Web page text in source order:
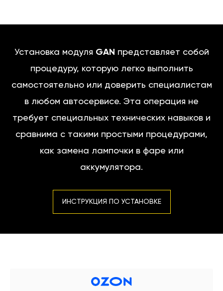
Установка модуля GAN представляет собой
процедуру, которую легко выполнить
самостоятельно или доверить специалистам
в любом автосервисе. Эта операция не
требует специальных технических навыков и
сравнима с такими простыми процедурами,
как замена лампочки в фаре или
аккумулятора.
ИНСТРУКЦИЯ ПО УСТАНОВКЕ